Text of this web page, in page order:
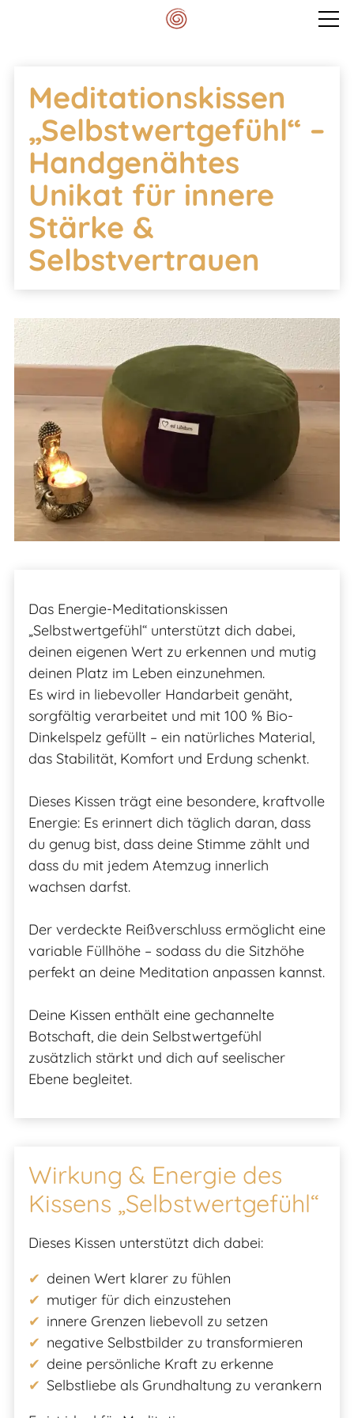
Mein Spektrum
Blog
Meditationskissen
Kontakt
Meditationskissen
„Selbstwertgefühl“ –
Handgenähtes
Unikat für innere
Stärke &
Selbstvertrauen
Das Energie-Meditationskissen
„Selbstwertgefühl“ unterstützt dich dabei,
deinen eigenen Wert zu erkennen und mutig
deinen Platz im Leben einzunehmen.
Es wird in liebevoller Handarbeit genäht,
sorgfältig verarbeitet und mit 100 % Bio-
Dinkelspelz gefüllt – ein natürliches Material,
das Stabilität, Komfort und Erdung schenkt.
Dieses Kissen trägt eine besondere, kraftvolle
Energie: Es erinnert dich täglich daran, dass
du genug bist, dass deine Stimme zählt und
dass du mit jedem Atemzug innerlich
wachsen darfst.
Der verdeckte Reißverschluss ermöglicht eine
variable Füllhöhe – sodass du die Sitzhöhe
perfekt an deine Meditation anpassen kannst.
Deine Kissen enthält eine gechannelte
Botschaft, die dein Selbstwertgefühl
zusätzlich stärkt und dich auf seelischer
Ebene begleitet.
Wirkung & Energie des
Kissens „Selbstwertgefühl“
Dieses Kissen unterstützt dich dabei:
deinen Wert klarer zu fühlen
mutiger für dich einzustehen
innere Grenzen liebevoll zu setzen
negative Selbstbilder zu transformieren
deine persönliche Kraft zu erkenne
Selbstliebe als Grundhaltung zu verankern